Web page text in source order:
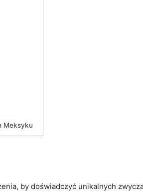
Meksyku
by doświadczyć unikalnych